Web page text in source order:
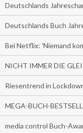
Deutschlands
Deutschlands Buch
Bei Netflix: 'Niemand
NICHT IMMER DIE
Riesentrend in
MEGA-BUCH-
media control Buch-